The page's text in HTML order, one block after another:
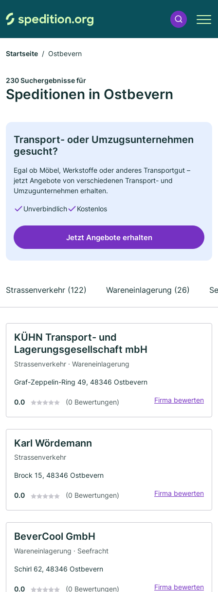
Startseite Ostbevern
230 Suchergebnisse für
Speditionen in Ostbevern
Transport- oder Umzugsunternehmen
gesucht?
Egal ob Möbel, Werkstoffe oder anderes Transportgut –
jetzt Angebote von verschiedenen Transport- und
Umzugunternehmen erhalten.
Unverbindlich Kostenlos
Jetzt Angebote erhalten
Strassenverkehr (122) Wareneinlagerung (26)
KÜHN Transport- und
Lagerungsgesellschaft mbH
Strassenverkehr · Wareneinlagerung
Graf-Zeppelin-Ring 49, 48346 Ostbevern
0.0 (0 Bewertungen) Firma bewerten
Karl Wördemann
Strassenverkehr
Brock 15, 48346 Ostbevern
0.0 (0 Bewertungen) Firma bewerten
BeverCool GmbH
Wareneinlagerung · Seefracht
Schirl 62, 48346 Ostbevern
0.0 (0 Bewertungen) Firma bewerten